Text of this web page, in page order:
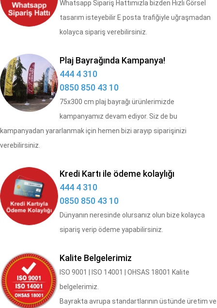
Whatsapp Sipariş Hattımızla bizden Hızlı Görsel
tasarım isteyebilir E posta trafiğiyle uğraşmadan
kolayca sipariş verebilirsiniz.
Plaj Bayrağında Kampanya!
444 4 310
0850 850 43 10
75x300 cm plaj bayrağı ürünlerimizde
kampanyamız devam ediyor. Siz de bu
kampanyadan yararlanmak için hemen bizi arayıp siparişinizi
verebilirsiniz.
Kredi Kartı ile ödeme kolaylığı
444 4 310
0850 850 43 10
Dünyanın neresinde olursanız olun bize kolayca
sipariş verip ödeme yapabilirsiniz.
Kalite Belgelerimiz
​ISO 9001 | ISO 14001 | OHSAS 18001 Kalite
belgelerimiz.
Bayrakta avrupa standartlarının üstünde üretim ve